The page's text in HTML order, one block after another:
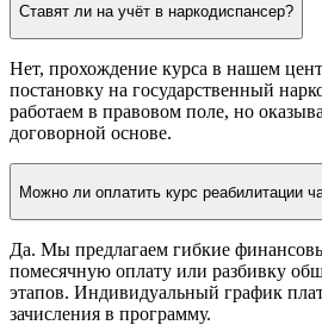
Ставят ли на учёт в наркодиспансер?
Нет, прохождение курса в нашем
постановку на государственный
работаем в правовом поле, но
договорной основе.
Можно ли оплатить курс реабилитации
Да. Мы предлагаем гибкие
помесячную оплату или разбивку
этапов. Индивидуальный график
зачисления в программу.